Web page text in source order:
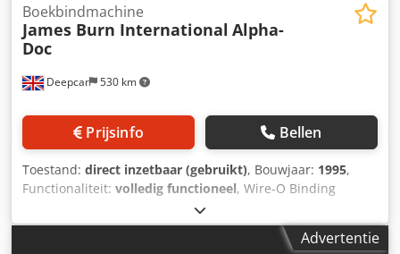
Deepcar 530 km
Boekbindmachine
James Burn International Alpha-
Doc
Prijsinfo Bellen
Toestand: direct inzetbaar (gebruikt), Bouwjaar: 1995,
Functionaliteit: volledig functioneel, Wire-O Binding
automatische papierperforeermachine voor A4 & A5 vellen.
Maximaal velformaat 360mm x 330mm Minimaal
velformaat 138mm x 138mm Dcjdpfxotx Ux Rj AdrjkAdvertentie